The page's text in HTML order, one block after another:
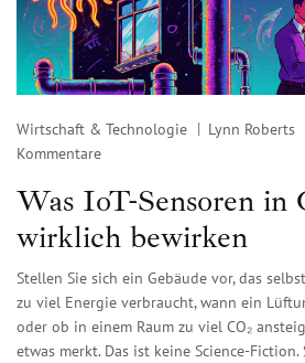
Wirtschaft & Technologie Lynn Roberts
Kommentare
Was IoT-Sensoren in
wirklich bewirken
Stellen Sie sich ein Gebäude vor, das
zu viel Energie verbraucht, wann ein
oder ob in einem Raum zu viel CO₂
etwas merkt. Das ist keine Science-